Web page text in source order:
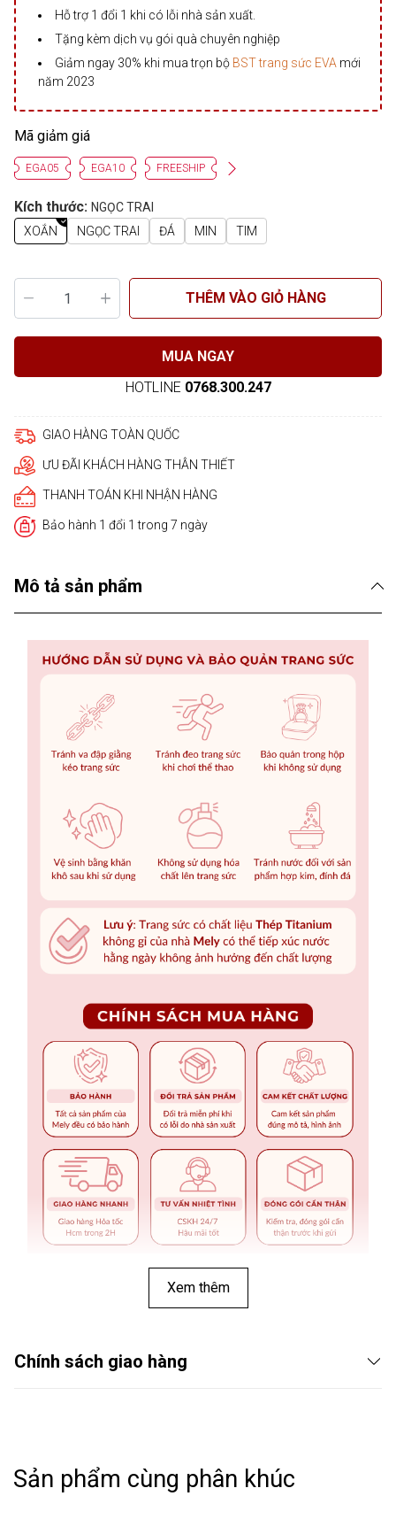
Hỗ trợ 1 đổi 1 khi có lỗi nhà sản xuất.
Tặng kèm dịch vụ gói quà chuyên nghiệp
Giảm ngay 30% khi mua trọn bộ BST trang sức EVA mới
năm 2023
Mã giảm giá
EGA05 EGA10 FREESHIP
Kích thước: NGỌC TRAI
XOẮN
NGỌC TRAI ĐÁ MIN TIM
THÊM VÀO GIỎ HÀNG
MUA NGAY
HOTLINE 0768.300.247
GIAO HÀNG TOÀN QUỐC
ƯU ĐÃI KHÁCH HÀNG THÂN THIẾT
THANH TOÁN KHI NHẬN HÀNG
Bảo hành 1 đổi 1 trong 7 ngày
Mô tả sản phẩm
Xem thêm
Chính sách giao hàng
Sản phẩm cùng phân khúc